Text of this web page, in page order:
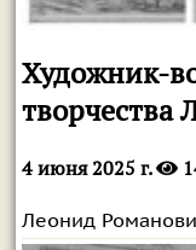
Художник-
творчества
4 июня 2025 г.
Леонид